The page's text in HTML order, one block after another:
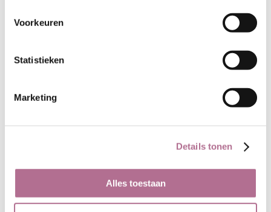
Voorkeuren
Statistieken
Marketing
Details tonen
Alles toestaan
waarschijnlijk afstamt van de
(Noormannen) werden
tweelagig: wol uit de ondervacht van
wol van de bovenvacht (glad, lang,
in IJsland gewassen en gesponnen.
Voor het wassen van de wol wordt